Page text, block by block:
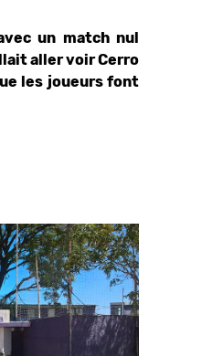
un match nul
aller voir Cerro
les joueurs font